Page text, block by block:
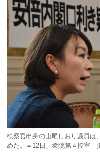
検察官出身の山尾しおり議員は
めた。＝12日、衆院第４控室